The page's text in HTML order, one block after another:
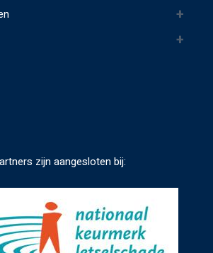
zijn aangesloten bij: